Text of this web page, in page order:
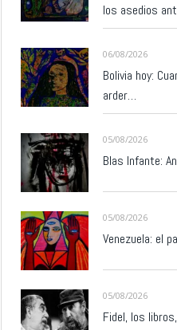
los asedios
06/08/2026
Bolivia hoy:
arder…
05/08/2026
Blas Infante:
05/08/2026
Venezuela: el
05/08/2026
Fidel, los